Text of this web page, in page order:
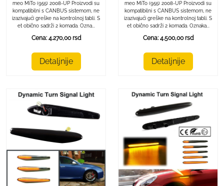
meo MiTo (955) 2008-UP Proizvodi su
kompatibilni s CANBUS sistemom, ne
izazivajući greške na kontrolnoj tabli. S
et obično sadrži 2 komada. Ozna...
Cena: 4.270,00 rsd
Detaljnije
meo MiTo (955) 2008-UP Proizvodi su
kompatibilni s CANBUS sistemom, ne
izazivajući greške na kontrolnoj tabli. S
et obično sadrži 2 komada. Oznaka...
Cena: 4.500,00 rsd
Detaljnije